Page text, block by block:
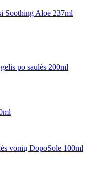
Soothing Aloe 237ml
po saulės 200ml
vonių DopoSole 100ml